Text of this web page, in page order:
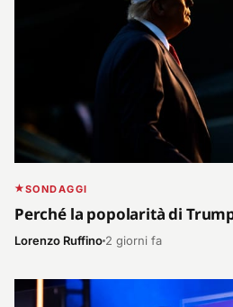
SONDAGGI
Perché la popolarità di
Lorenzo Ruffino 2 giorni fa